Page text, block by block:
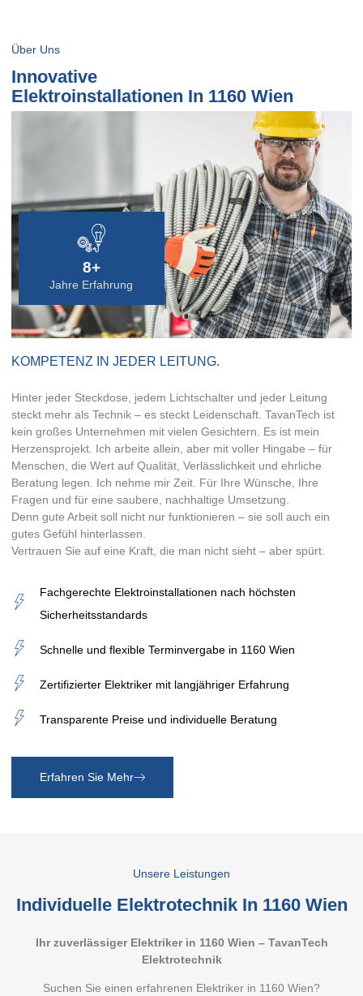
Über Uns
Innovative
Elektroinstallationen In 1160 Wien
8+
Jahre Erfahrung
KOMPETENZ IN JEDER LEITUNG.
Hinter jeder Steckdose, jedem Lichtschalter und jeder Leitung
steckt mehr als Technik – es steckt Leidenschaft. TavanTech ist
kein großes Unternehmen mit vielen Gesichtern. Es ist mein
Herzensprojekt. Ich arbeite allein, aber mit voller Hingabe – für
Menschen, die Wert auf Qualität, Verlässlichkeit und ehrliche
Beratung legen. Ich nehme mir Zeit. Für Ihre Wünsche, Ihre
Fragen und für eine saubere, nachhaltige Umsetzung.
Denn gute Arbeit soll nicht nur funktionieren – sie soll auch ein
gutes Gefühl hinterlassen.
Vertrauen Sie auf eine Kraft, die man nicht sieht – aber spürt.
Fachgerechte Elektroinstallationen nach höchsten
Sicherheitsstandards
Schnelle und flexible Terminvergabe in 1160 Wien
Zertifizierter Elektriker mit langjähriger Erfahrung
Transparente Preise und individuelle Beratung
Erfahren Sie Mehr
Unsere Leistungen
Individuelle Elektrotechnik In 1160 Wien
Ihr zuverlässiger Elektriker in 1160 Wien – TavanTech
Elektrotechnik
Suchen Sie einen erfahrenen Elektriker in 1160 Wien?